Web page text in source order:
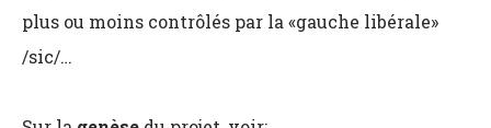
plus ou moins contrôlés par la «gauche libérale»
/sic/…